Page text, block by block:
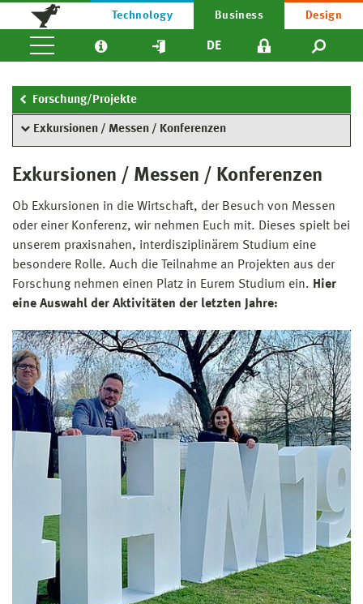
Technology Business Design
DE
Forschung/Projekte
Exkursionen / Messen / Konferenzen
Exkursionen / Messen / Konferenzen
Ob Exkursionen in die Wirtschaft, der Besuch von Messen
oder einer Konferenz, wir nehmen Euch mit. Dieses spielt bei
unserem praxisnahen, interdisziplinärem Studium eine
besondere Rolle. Auch die Teilnahme an Projekten aus der
Forschung nehmen einen Platz in Eurem Studium ein. Hier
eine Auswahl der Aktivitäten der letzten Jahre: